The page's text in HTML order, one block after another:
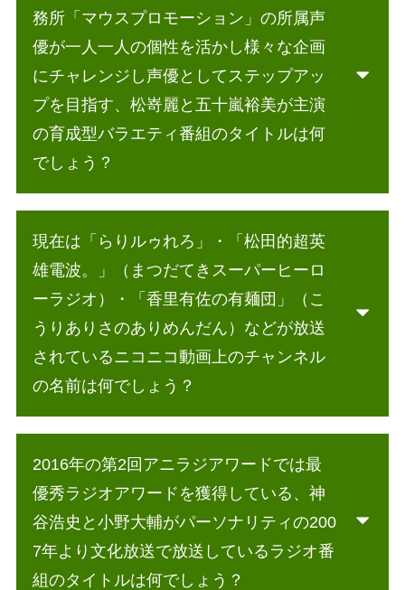
務所「マウスプロモーション」の所属声
優が一人一人の個性を活かし様々な企画
にチャレンジし声優としてステップアッ
プを目指す、松嵜麗と五十嵐裕美が主演
の育成型バラエティ番組のタイトルは何
でしょう？
現在は「らりルゥれろ」・「松田的超英
雄電波。」（まつだてきスーパーヒーロ
ーラジオ）・「香里有佐の有麺団」（こ
うりありさのありめんだん）などが放送
されているニコニコ動画上のチャンネル
の名前は何でしょう？
2016年の第2回アニラジアワードでは最
優秀ラジオアワードを獲得している、神
谷浩史と小野大輔がパーソナリティの200
7年より文化放送で放送しているラジオ番
組のタイトルは何でしょう？